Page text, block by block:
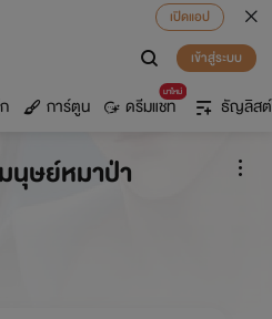
เปิดแอป
เข้าสู่ระบบ
การ์ตูน
มาใหม่
ดรีมแชท ธัญลิสต์
นุษย์หมาป่า